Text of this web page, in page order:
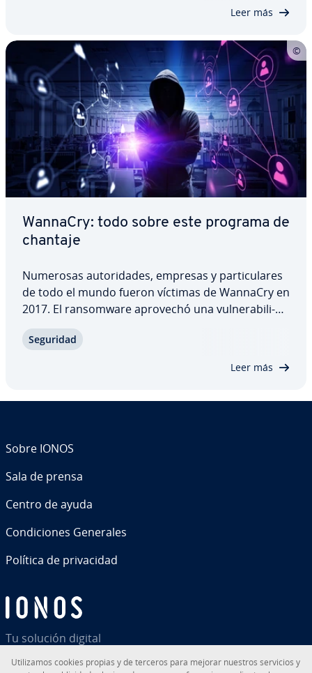
Leer más
WannaCry: todo sobre este programa de
chantaje
Numerosas au­to­ri­da­des, empresas y pa­r­ti­cu­la­res
de todo el mundo fueron víctimas de WannaCry en
2017. El ra­n­so­m­wa­re aprovechó una vu­l­ne­ra­bi­li­
de millones de dólares. Te pre­se­n­ta­mos
Seguridad
Leer más
Tu solución digital
Sobre IONOS
Sala de prensa
Centro de ayuda
Co­n­di­cio­nes Generales
Política de pri­va­ci­dad
Uti­li­za­mos cookies propias y de terceros para mejorar nuestros servicios y